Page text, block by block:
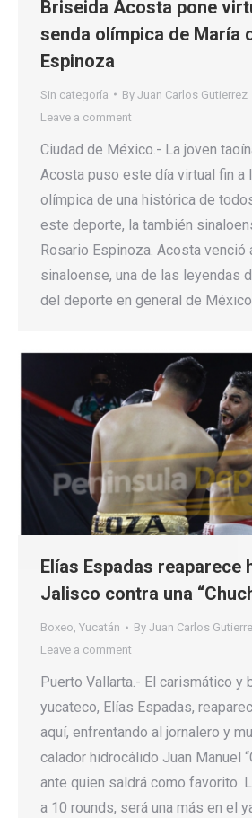
Briseida Acosta pone
senda olímpica de María
Espinoza
Sin categoría By Juan Carlos Gutierrez
Leave a comment
Ciudad de México.- La joven
Acosta puso este día virtual fin a
olímpica de una histórica de
este deporte, la también
Rosario Espinoza. Acosta venció
sinaloense, una de las leyendas
del deporte en general de
Elías Espadas reaparece
Jalisco contra una
Boxeo, Yucatán By Juan Carlos
Leave a comment
Puerto Vallarta.- El carismático y
yucateco, Elías Espadas,
aquí, enfrentando al jornalero y
calador hidrocálido Juan Manuel
ante quien saldrá como favorito.
a 10 rounds, será una más en el